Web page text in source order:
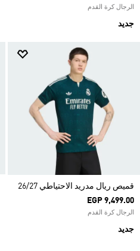
الرجال كرة القدم
جديد
قميص ريال مدريد الاحتياطي 26/27
EGP 9,499.00
الرجال كرة القدم
جديد